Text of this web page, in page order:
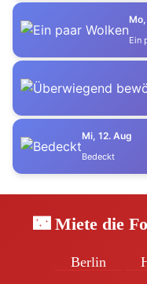
Ein
Mi, 12. Aug
Bedeckt
🌃 Miete die
Berlin